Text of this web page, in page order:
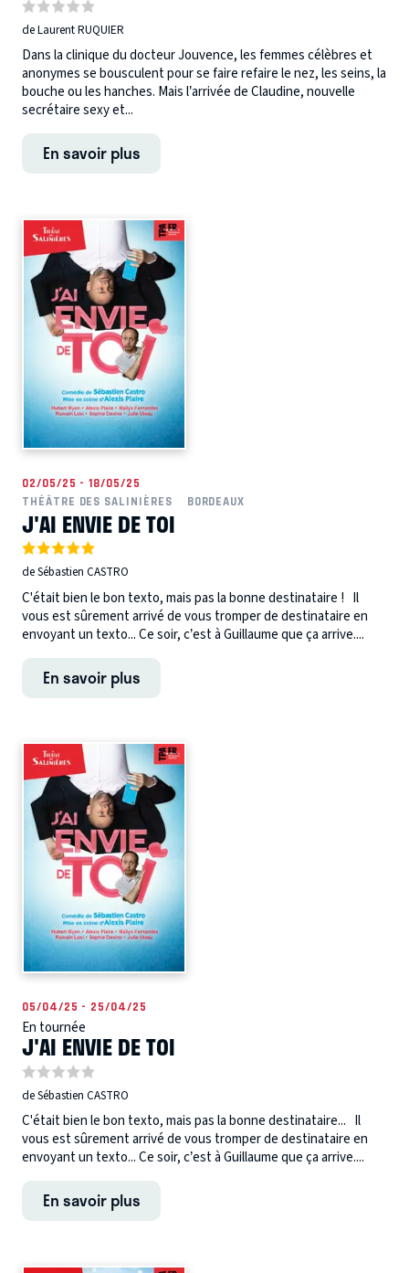
de Laurent RUQUIER
Dans la clinique du docteur Jouvence, les femmes célèbres et
anonymes se bousculent pour se faire refaire le nez, les seins, la
bouche ou les hanches. Mais l’arrivée de Claudine, nouvelle
secrétaire sexy et...
En savoir plus
02/05/25 - 18/05/25
THÉÂTRE DES SALINIÈRES
BORDEAUX
J'AI ENVIE DE TOI
de Sébastien CASTRO
C'était bien le bon texto, mais pas la bonne destinataire ! Il
vous est sûrement arrivé de vous tromper de destinataire en
envoyant un texto... Ce soir, c’est à Guillaume que ça arrive....
En savoir plus
05/04/25 - 25/04/25
En tournée
J'AI ENVIE DE TOI
de Sébastien CASTRO
C'était bien le bon texto, mais pas la bonne destinataire... Il
vous est sûrement arrivé de vous tromper de destinataire en
envoyant un texto... Ce soir, c’est à Guillaume que ça arrive....
En savoir plus